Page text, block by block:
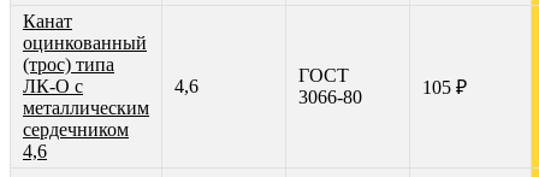
Канат
оцинкованный
(трос) типа
ЛК-О с
металлическим
сердечником
4,6
4,6
ГОСТ
3066-80
105 ₽